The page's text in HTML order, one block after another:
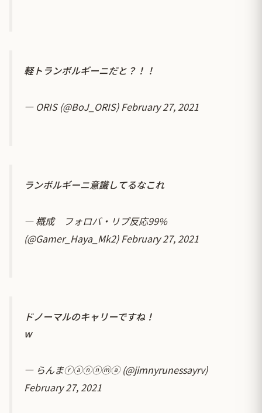
軽トランボルギーニだと？！！
— ORIS (@BoJ_ORIS)February 27, 2021
ランボルギーニ意識してるなこれ
— 概成 フォロバ・リプ反応99%
(@Gamer_Haya_Mk2)February 27, 2021
ドノーマルのキャリーですね！
w
— らんまⓡⓐⓝⓝⓜⓐ (@jimnyrunessayrv)
February 27, 2021